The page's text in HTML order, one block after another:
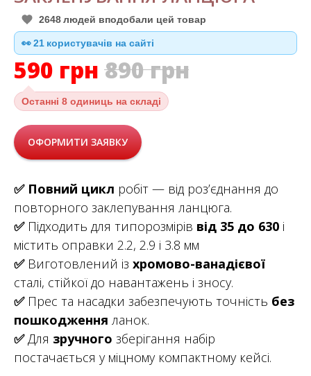
2648 людей вподобали цей товар
👀20 користувачів на сайті
590 грн 890грн
Останні 8 одиниць на складі
ОФОРМИТИ ЗАЯВКУ
✅ Повний цикл робіт — від роз’єднання до
повторного заклепування ланцюга.
✅Підходить для типорозмірів від 35 до 630 і
містить оправки 2.2, 2.9 і 3.8 мм
✅Виготовлений із хромово-ванадієвої
сталі, стійкої до навантажень і зносу.
✅Прес та насадки забезпечують точність без
пошкодження ланок.
✅Для зручного зберігання набір
постачається у міцному компактному кейсі.